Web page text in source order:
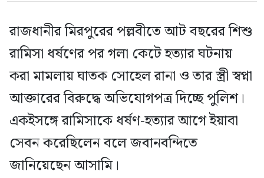
রাজধানীর মিরপুরের পল্লবীতে আট বছরের শিশু
রামিসা ধর্ষণের পর গলা কেটে হত্যার ঘটনায়
করা মামলায় ঘাতক সোহেল রানা ও তার স্ত্রী স্বপ্না
আক্তারের বিরুদ্ধে অভিযোগপত্র দিচ্ছে পুলিশ।
একইসঙ্গে রামিসাকে ধর্ষণ-হত্যার আগে ইয়াবা
সেবন করেছিলেন বলে জবানবন্দিতে
জানিয়েছেন আসামি।